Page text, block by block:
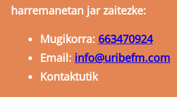
harremanetan jar zaitezke:
Mugikorra: 663470924
Email: info@uribefm.com
Kontaktutik